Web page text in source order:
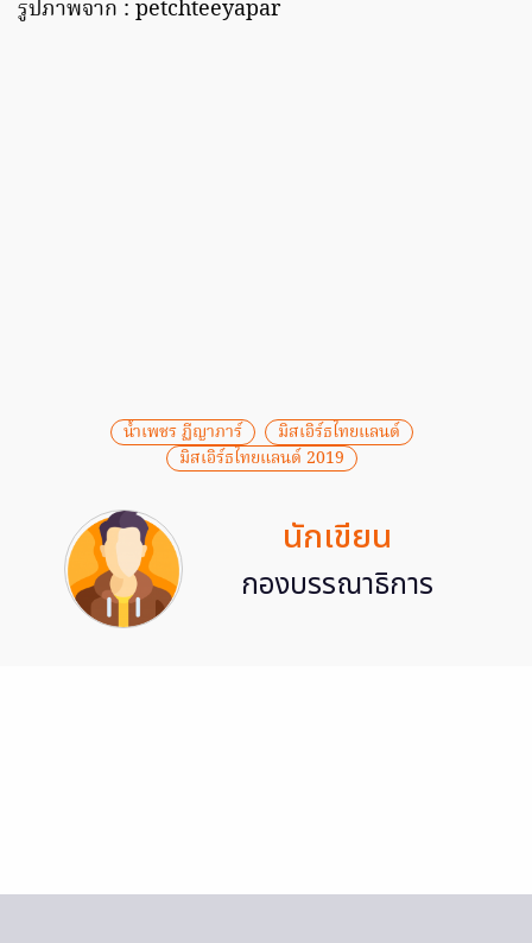
รูปภาพจาก : petchteeyapar
น้ำเพชร ฏีญาภาร์
มิสเอิร์ธไทยแลนด์
มิสเอิร์ธไทยแลนด์ 2019
นักเขียน
กองบรรณาธิการ